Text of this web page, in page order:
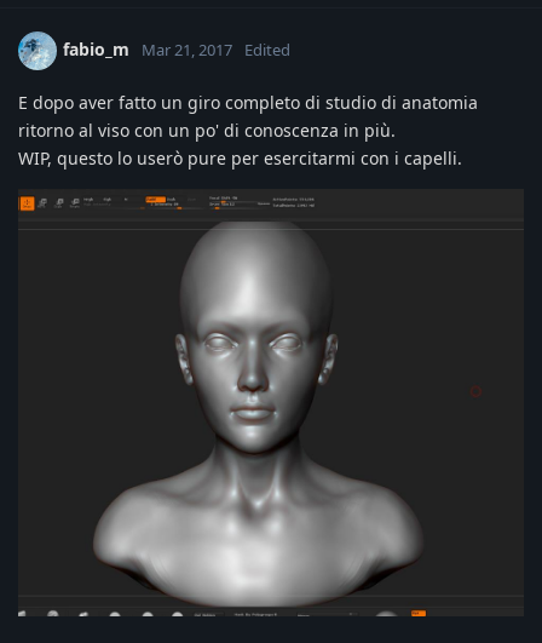
fabio_m Mar 21, 2017 Edited
E dopo aver fatto un giro completo di studio di anatomia
ritorno al viso con un po' di conoscenza in più.
WIP, questo lo userò pure per esercitarmi con i capelli.